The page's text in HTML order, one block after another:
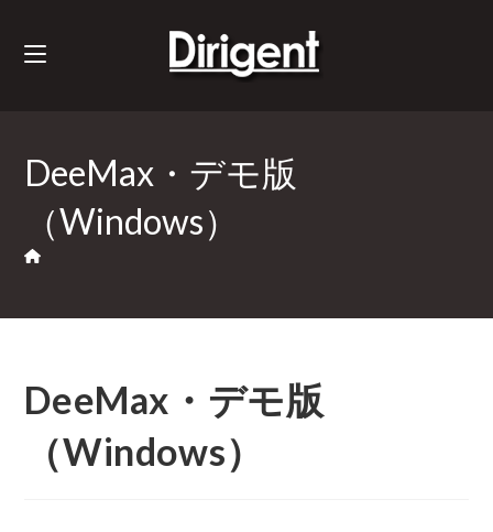
DeeMax・デモ版
（Windows）
DeeMax・デモ版
（Windows）